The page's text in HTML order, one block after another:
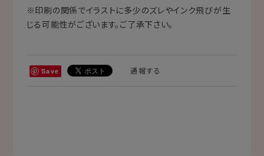
※印刷の関係でイラストに多少のズレやインク飛びが生
じる可能性がございます。ご了承下さい。
Save 通報する